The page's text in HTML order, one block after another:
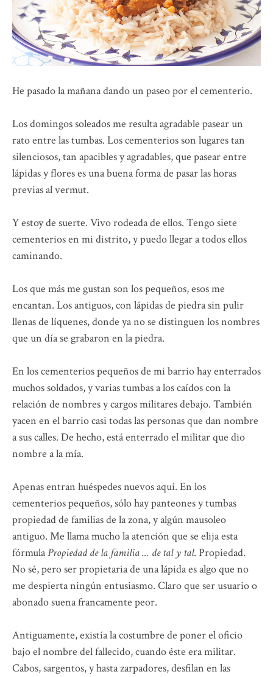
He pasado la mañana dando un paseo por el cementerio.
Los domingos soleados me resulta agradable pasear un
rato entre las tumbas. Los cementerios son lugares tan
silenciosos, tan apacibles y agradables, que pasear entre
lápidas y flores es una buena forma de pasar las horas
previas al vermut.
Y estoy de suerte. Vivo rodeada de ellos. Tengo siete
cementerios en mi distrito, y puedo llegar a todos ellos
caminando.
Los que más me gustan son los pequeños, esos me
encantan. Los antiguos, con lápidas de piedra sin pulir
llenas de líquenes, donde ya no se distinguen los nombres
que un día se grabaron en la piedra.
En los cementerios pequeños de mi barrio hay enterrados
muchos soldados, y varias tumbas a los caídos con la
relación de nombres y cargos militares debajo. También
yacen en el barrio casi todas las personas que dan nombre
a sus calles. De hecho, está enterrado el militar que dio
nombre a la mía.
Apenas entran huéspedes nuevos aquí. En los
cementerios pequeños, sólo hay panteones y tumbas
propiedad de familias de la zona, y algún mausoleo
antiguo. Me llama mucho la atención que se elija esta
fórmulaPropiedad de la familia … de tal y tal. Propiedad.
No sé, pero ser propietaria de una lápida es algo que no
me despierta ningún entusiasmo. Claro que ser usuario o
abonado suena francamente peor.
Antiguamente, existía la costumbre de poner el oficio
bajo el nombre del fallecido, cuando éste era militar.
Cabos, sargentos, y hasta zarpadores, desfilan en las